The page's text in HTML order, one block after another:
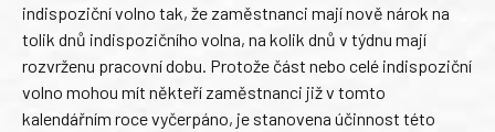
indispoziční volno tak, že zaměstnanci mají nově nárok na
tolik dnů indispozičního volna, na kolik dnů v týdnu mají
rozvrženu pracovní dobu. Protože část nebo celé indispoziční
volno mohou mít někteří zaměstnanci již v tomto
kalendářním roce vyčerpáno, je stanovena účinnost této